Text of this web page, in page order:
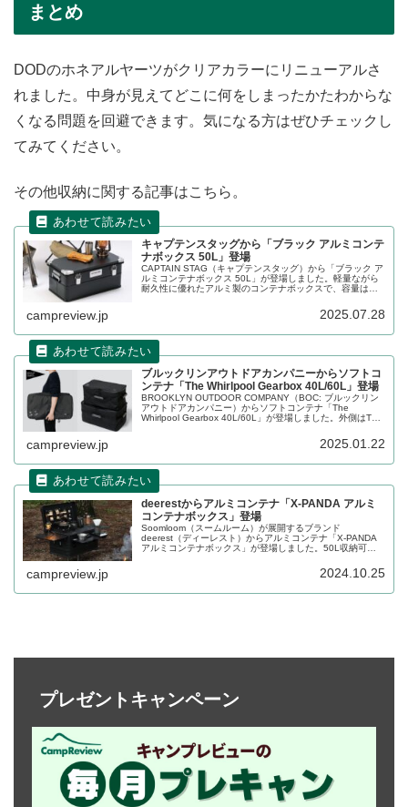
まとめ
DODのホネアルヤーツがクリアカラーにリニューアルさ
れました。中身が見えてどこに何をしまったかたわからな
くなる問題を回避できます。気になる方はぜひチェックし
てみてください。
その他収納に関する記事はこちら。
キャプテンスタッグから「ブラック アルミコンテ
ナボックス 50L」登場
CAPTAIN STAG（キャプテンスタッグ）から「ブラック ア
ルミコンテナボックス 50L」が登場しました。軽量ながら
耐久性に優れたアルミ製のコンテナボックスで、容量は
納ケースとして様々なものを整理整頓するのに便利なアイ
campreview.jp 2025.07.28
ブルックリンアウトドアカンパニーからソフトコ
ンテナ「The Whirlpool Gearbox 40L/60L」登場
BROOKLYN OUTDOOR COMPANY（BOC: ブルックリン
アウトドアカンパニー）からソフトコンテナ「The
Whirlpool Gearbox 40L/60L」が登場しました。外側はTPU
ォード地を採用した折り畳み式のソフトコンテナです。詳
campreview.jp 2025.01.22
deerestからアルミコンテナ「X-PANDA アルミ
コンテナボックス」登場
Soomloom（スームルーム）が展開するブランド
deerest（ディーレスト）からアルミコンテナ「X-PANDA
アルミコンテナボックス」が登場しました。50L収納可能
などカスタムパーツも豊富にラインナップされています。
campreview.jp 2024.10.25
プレゼントキャンペーン